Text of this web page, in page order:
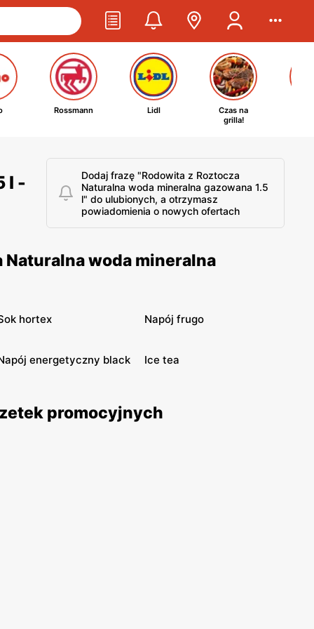
Rossmann Lidl
Czas na
grilla!
l -
Dodaj frazę "Rodowita z Roztocza
Naturalna woda mineralna gazowana 1.5
l" do ulubionych, a otrzymasz
powiadomienia o nowych ofertach
woda mineralna
hortex Napój frugo
energetyczny black Ice tea
promocyjnych